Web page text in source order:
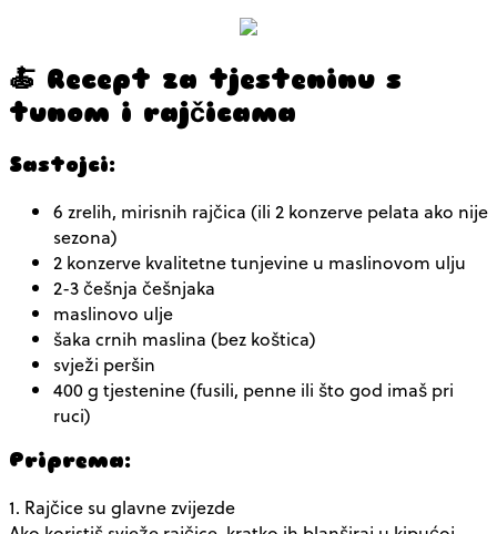
🍝 Recept za tjesteninu s
tunom i rajčicama
Sastojci:
6 zrelih, mirisnih rajčica (ili 2 konzerve pelata ako nije
sezona)
2 konzerve kvalitetne tunjevine u maslinovom ulju
2-3 češnja češnjaka
maslinovo ulje
šaka crnih maslina (bez koštica)
svježi peršin
400 g tjestenine (fusili, penne ili što god imaš pri
ruci)
Priprema:
1. Rajčice su glavne zvijezde